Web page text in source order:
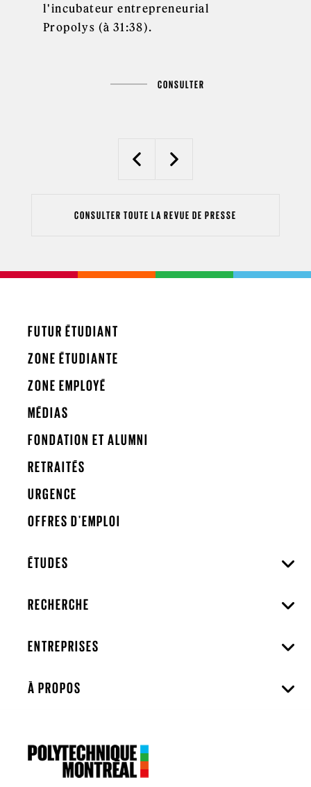
l'incubateur entrepreneurial
Propolys (à 31:38).
CONSULTER
PreviousNext
CONSULTER TOUTE LA REVUE DE PRESSE
FUTUR ÉTUDIANT
ZONE ÉTUDIANTE
ZONE EMPLOYÉ
MÉDIAS
FONDATION ET ALUMNI
RETRAITÉS
URGENCE
OFFRES D'EMPLOI
ÉTUDES
RECHERCHE
ENTREPRISES
À PROPOS